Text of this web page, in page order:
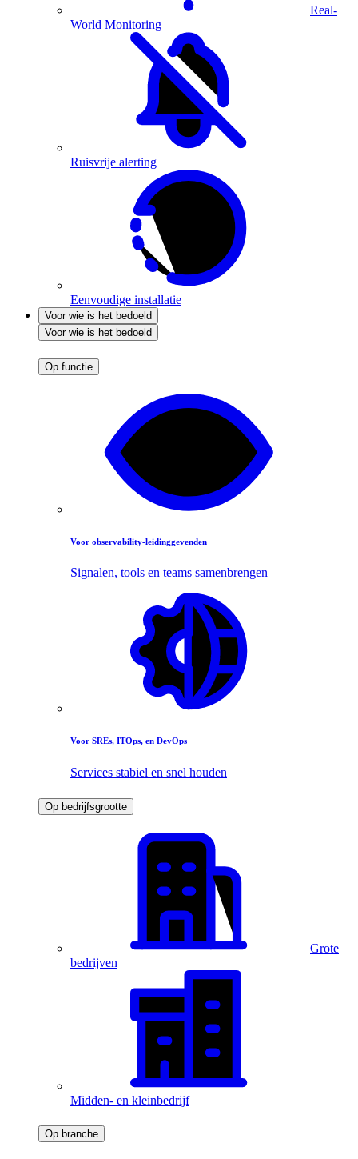
Real-
World Monitoring
Ruisvrije alerting
Eenvoudige installatie
Voor wie is het bedoeld
Voor wie is het bedoeld
Op functie
Voor observability-leidinggevenden
Signalen, tools en teams samenbrengen
Voor SREs, ITOps, en DevOps
Services stabiel en snel houden
Op bedrijfsgrootte
Grote
bedrijven
Midden- en kleinbedrijf
Op branche